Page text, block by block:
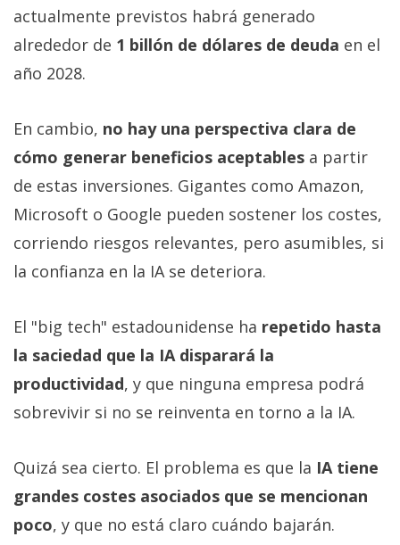
actualmente previstos habrá generado
alrededor de 1 billón de dólares de deuda en el
año 2028.
En cambio, no hay una perspectiva clara de
cómo generar beneficios aceptables a partir
de estas inversiones. Gigantes como Amazon,
Microsoft o Google pueden sostener los costes,
corriendo riesgos relevantes, pero asumibles, si
la confianza en la IA se deteriora.
El "big tech" estadounidense ha repetido hasta
la saciedad que la IA disparará la
productividad, y que ninguna empresa podrá
sobrevivir si no se reinventa en torno a la IA.
Quizá sea cierto. El problema es que la IA tiene
grandes costes asociados que se mencionan
poco, y que no está claro cuándo bajarán.